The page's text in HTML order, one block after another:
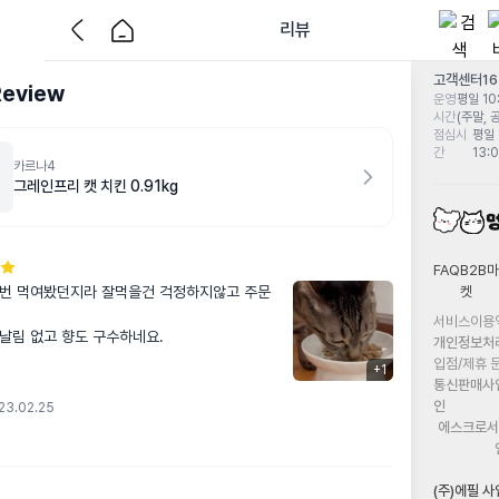
리뷰
카르나4
그레인프리 캣 치킨 0.91kg
+1
먹여봤던지라 잘먹을건 걱정하지않고 주문
림 없고 향도 구수하네요.
고객센터
운영
시간
평일
(주말,
점심시
간
평
FAQB2B마
켓
서비스이용
개인정보처
입점/제휴
통신판매사
인
에스크로
(주)에필 사